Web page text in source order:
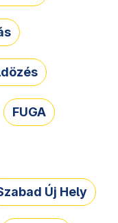
FUGA
Új Hely